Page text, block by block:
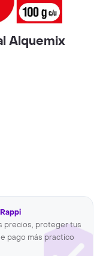
Alquemix
precios, proteger tus
pago más practico